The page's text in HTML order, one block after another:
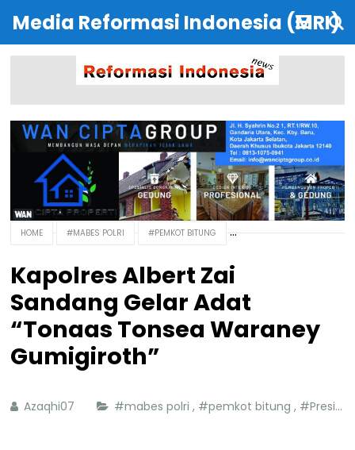
Media Reformasi Indonesia (MRI)
HOME #MABES POLRI #PEMKOT BITUNG
Kapolres Albert Zai
Sandang Gelar Adat
“Tonaas Tonsea Waraney
Gumigiroth”
Azaqhi07 #mabes polri, #pemkot bitung, #Presiden Prabowo